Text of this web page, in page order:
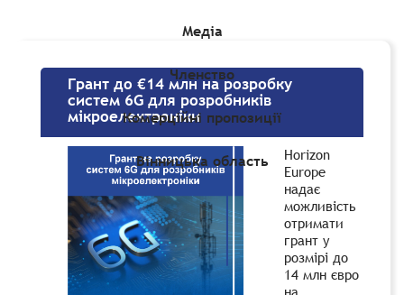
Медіа
Членство
Комерційні пропозиції
Вінницька область
Грант до €14 млн на розробку
систем 6G для розробників
мікроелектроніки
Horizon
Europe
надає
можливість
отримати
грант у
розмірі до
14 млн євро
на